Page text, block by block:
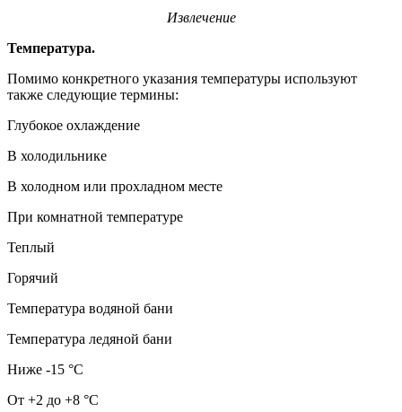
Извлечение
Температура.
Помимо конкретного указания температуры используют
также следующие термины:
Глубокое охлаждение
В холодильнике
В холодном или прохладном месте
При комнатной температуре
Теплый
Горячий
Температура водяной бани
Температура ледяной бани
Ниже -15 °С
От +2 до +8 °С